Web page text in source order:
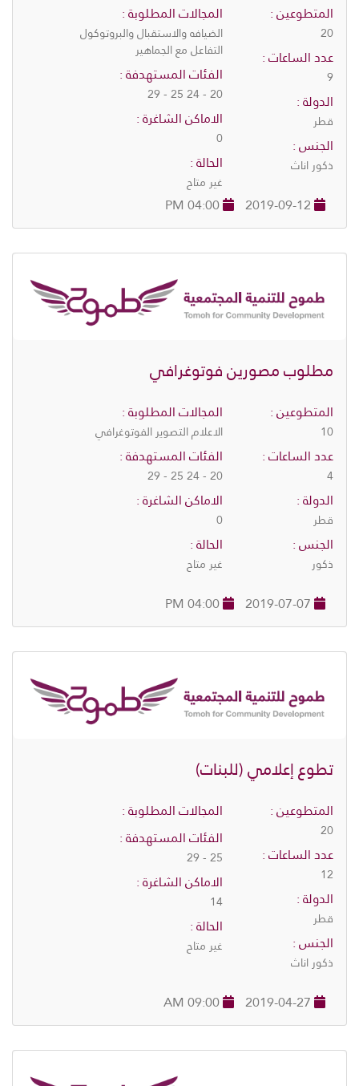
المتطوعين :
20
عدد الساعات :
9
الدولة :
قطر
الجنس :
ذكور اناث
المجالات المطلوبة :
الضيافه والاستقبال والبروتوكول
التفاعل مع الجماهير
الفئات المستهدفة :
20 - 24 25 - 29
الاماكن الشاغرة :
0
الحالة :
غير متاح
مطلوب مصورين فوتوغرافي
المتطوعين :
10
عدد الساعات :
4
الدولة :
قطر
الجنس :
ذكور
المجالات المطلوبة :
الاعلام التصوير الفوتوغرافي
الفئات المستهدفة :
20 - 24 25 - 29
الاماكن الشاغرة :
0
الحالة :
غير متاح
تطوع إعلامي (للبنات)
المتطوعين :
20
عدد الساعات :
12
الدولة :
قطر
الجنس :
ذكور اناث
المجالات المطلوبة :
الفئات المستهدفة :
25 - 29
الاماكن الشاغرة :
14
الحالة :
غير متاح